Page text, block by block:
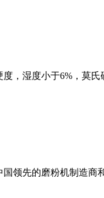
，湿度小于6%，莫
领先的磨粉机制造